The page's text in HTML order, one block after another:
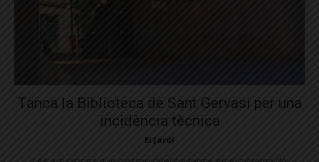
Tanca la Biblioteca de Sant Gervasi per una
incidència tècnica
El Jardí